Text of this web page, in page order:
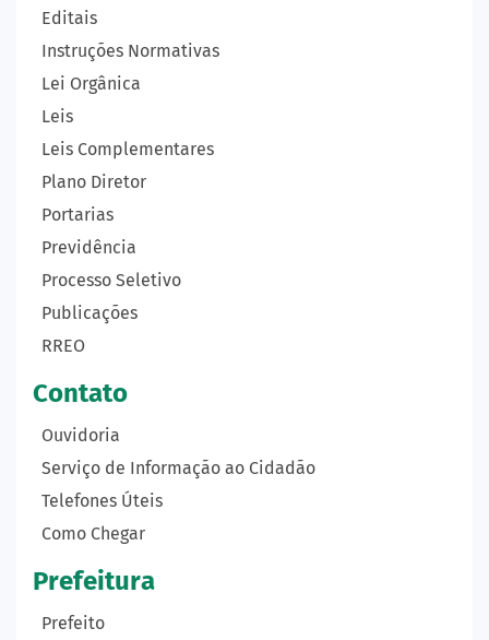
Editais
Instruções Normativas
Lei Orgânica
Leis
Leis Complementares
Plano Diretor
Portarias
Previdência
Processo Seletivo
Publicações
RREO
Contato
Ouvidoria
Serviço de Informação ao Cidadão
Telefones Úteis
Como Chegar
Prefeitura
Prefeito